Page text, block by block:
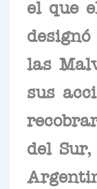
el que
las
sus
del